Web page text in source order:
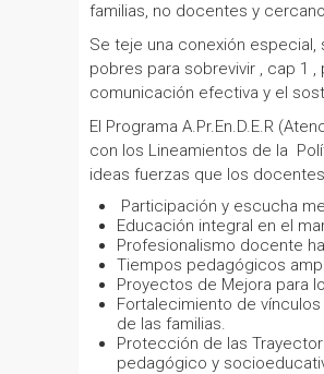
familias, no docentes y
Se teje una conexión especial,
pobres para sobrevivir , cap 1
comunicación efectiva y el
El Programa A.Pr.En.D.E.R
con los Lineamientos de la
ideas fuerzas que los
Participación y escucha
Educación integral en el
Profesionalismo docente
Tiempos pedagógicos
Proyectos de Mejora para
Fortalecimiento de
de las familias.
Protección de las
pedagógico y